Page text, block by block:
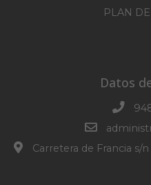
PLAN
Datos
Carretera de Francia s/